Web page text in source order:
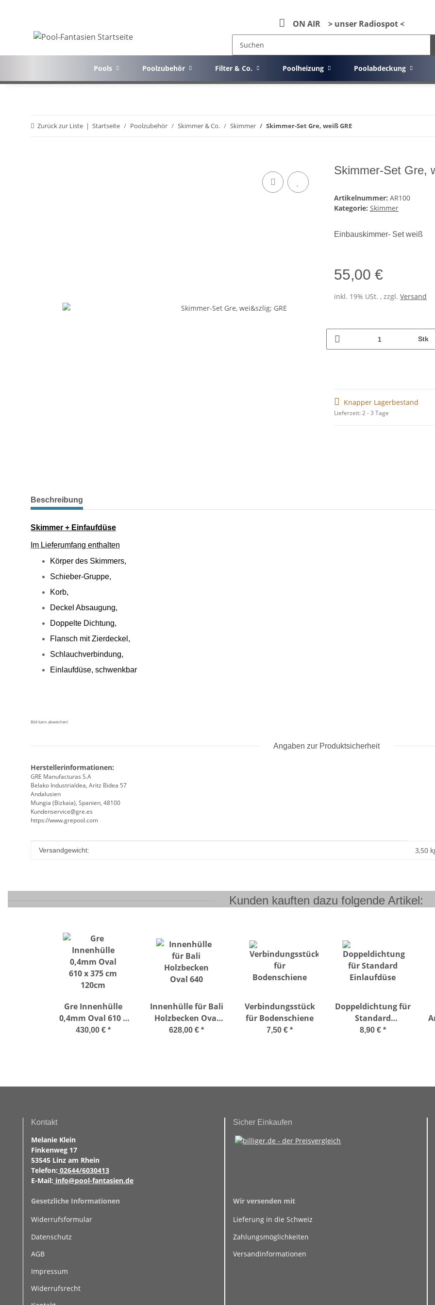
ON AIR > unser Radiospot <
Pools Poolzubehör Filter & Co. Poolheizung Poolabdeckung
Zurück zur Liste Startseite Poolzubehör Skimmer & Co. Skimmer Skimmer-Set Gre, weiß GRE
Skimmer-Set Gre,
Artikelnummer: AR100
Kategorie: Skimmer
Einbauskimmer- Set weiß
55,00 €
inkl. 19% USt. , zzgl. Versand
Stk
Knapper Lagerbestand
Lieferzeit: 2 - 3 Tage
weitere Registerkarten anzeigen
Beschreibung
Skimmer + Einfaufdüse
Im Lieferumfang enthalten
Körper des Skimmers,
Schieber-Gruppe,
Korb,
Deckel Absaugung,
Doppelte Dichtung,
Flansch mit Zierdeckel,
Schlauchverbindung,
Einlaufdüse, schwenkbar
Bild kann abweichen!
Angaben zur Produktsicherheit
Herstellerinformationen:
GRE Manufacturas S.A
Belako Industrialdea, Aritz Bidea 57
Andalusien
Mungia (Bizkaia), Spanien, 48100
Kundenservice@gre.es
https://www.grepool.com
Produkteigenschaft
Wert
Versandgewicht: 3,50
Kunden kauften dazu folgende Artikel:
Gre Innenhülle
0,4mm Oval 610 x
375 cm 120cm
430,00 € *
Innenhülle für Bali
Holzbecken Oval
640
628,00 € *
Verbindungsstück
für Bodenschiene
7,50 € *
Doppeldichtung für
Standard
Einlaufdüse
8,90 € *
Kontakt
Melanie Klein
Finkenweg 17
53545 Linz am Rhein
Telefon: 02644/6030413
E-Mail: info@pool-fantasien.de
Sicher Einkaufen
Gesetzliche Informationen
Widerrufsformular
Datenschutz
AGB
Impressum
Widerrufsrecht
Wir versenden mit
Lieferung in die Schweiz
Zahlungsmöglichkeiten
Versandinformationen